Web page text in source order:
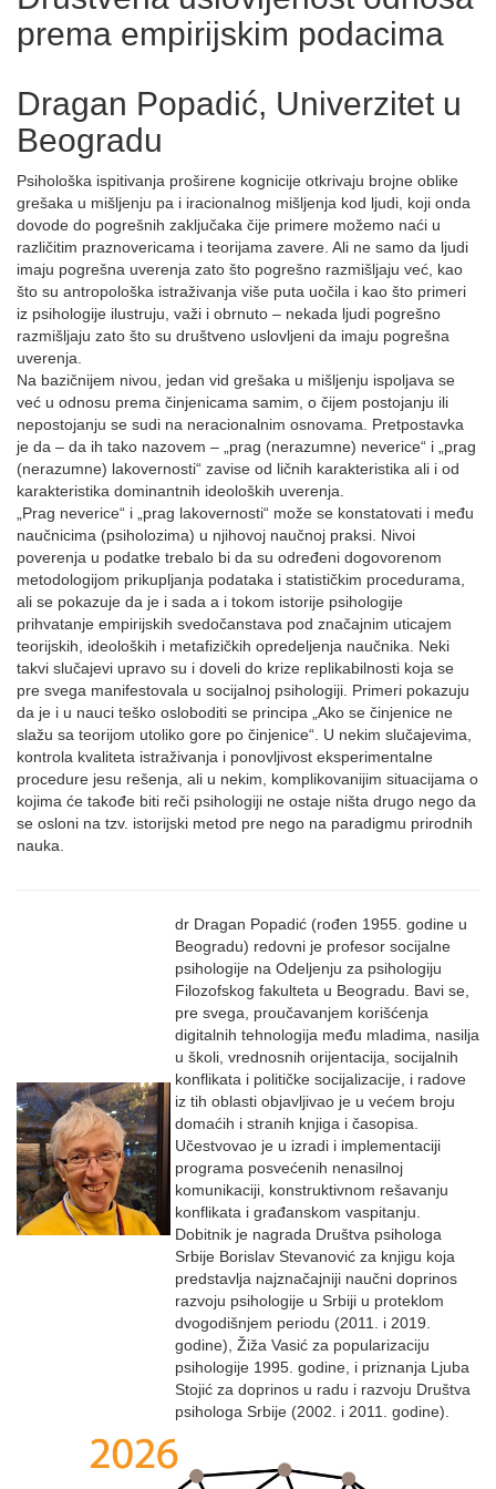
prema empirijskim podacima
Dragan Popadić, Univerzitet u
Beogradu
Psihološka ispitivanja proširene kognicije otkrivaju brojne oblike
grešaka u mišljenju pa i iracionalnog mišljenja kod ljudi, koji onda
dovode do pogrešnih zaključaka čije primere možemo naći u
različitim praznovericama i teorijama zavere. Ali ne samo da ljudi
imaju pogrešna uverenja zato što pogrešno razmišljaju već, kao
što su antropološka istraživanja više puta uočila i kao što primeri
iz psihologije ilustruju, važi i obrnuto – nekada ljudi pogrešno
razmišljaju zato što su društveno uslovljeni da imaju pogrešna
uverenja.
Na bazičnijem nivou, jedan vid grešaka u mišljenju ispoljava se
već u odnosu prema činjenicama samim, o čijem postojanju ili
nepostojanju se sudi na neracionalnim osnovama. Pretpostavka
je da – da ih tako nazovem – „prag (nerazumne) neverice“ i „prag
(nerazumne) lakovernosti“ zavise od ličnih karakteristika ali i od
karakteristika dominantnih ideoloških uverenja.
„Prag neverice“ i „prag lakovernosti“ može se konstatovati i među
naučnicima (psiholozima) u njihovoj naučnoj praksi. Nivoi
poverenja u podatke trebalo bi da su određeni dogovorenom
metodologijom prikupljanja podataka i statističkim procedurama,
ali se pokazuje da je i sada a i tokom istorije psihologije
prihvatanje empirijskih svedočanstava pod značajnim uticajem
teorijskih, ideoloških i metafizičkih opredeljenja naučnika. Neki
takvi slučajevi upravo su i doveli do krize replikabilnosti koja se
pre svega manifestovala u socijalnoj psihologiji. Primeri pokazuju
da je i u nauci teško osloboditi se principa „Ako se činjenice ne
slažu sa teorijom utoliko gore po činjenice“. U nekim slučajevima,
kontrola kvaliteta istraživanja i ponovljivost eksperimentalne
procedure jesu rešenja, ali u nekim, komplikovanijim situacijama o
kojima će takođe biti reči psihologiji ne ostaje ništa drugo nego da
se osloni na tzv. istorijski metod pre nego na paradigmu prirodnih
nauka.
dr Dragan Popadić (rođen 1955. godine u
Beogradu) redovni je profesor socijalne
psihologije na Odeljenju za psihologiju
Filozofskog fakulteta u Beogradu. Bavi se,
pre svega, proučavanjem korišćenja
digitalnih tehnologija među mladima, nasilja
u školi, vrednosnih orijentacija, socijalnih
konflikata i političke socijalizacije, i radove
iz tih oblasti objavljivao je u većem broju
domaćih i stranih knjiga i časopisa.
Učestvovao je u izradi i implementaciji
programa posvećenih nenasilnoj
komunikaciji, konstruktivnom rešavanju
konflikata i građanskom vaspitanju.
Dobitnik je nagrada Društva psihologa
Srbije Borislav Stevanović za knjigu koja
predstavlja najznačajniji naučni doprinos
razvoju psihologije u Srbiji u proteklom
dvogodišnjem periodu (2011. i 2019.
godine), Žiža Vasić za popularizaciju
psihologije 1995. godine, i priznanja Ljuba
Stojić za doprinos u radu i razvoju Društva
psihologa Srbije (2002. i 2011. godine).